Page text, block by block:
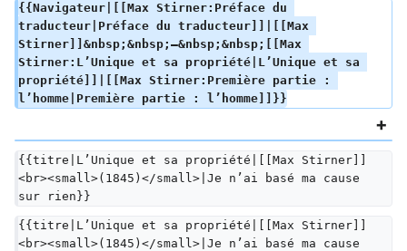
{{Navigateur|[[Max Stirner:Préface du
traducteur|Préface du traducteur]]|[[Max
Stirner]]&nbsp;&nbsp;—&nbsp;&nbsp;[[Max
Stirner:L’Unique et sa propriété|L’Unique et sa
propriété]]|[[Max Stirner:Première partie :
l’homme|Première partie : l’homme]]}}
{{titre|L’Unique et sa propriété|[[Max Stirner]]
<br><small>(1845)</small>|Je n’ai basé ma cause
sur rien}}
{{titre|L’Unique et sa propriété|[[Max Stirner]]
<br><small>(1845)</small>|Je n’ai basé ma cause